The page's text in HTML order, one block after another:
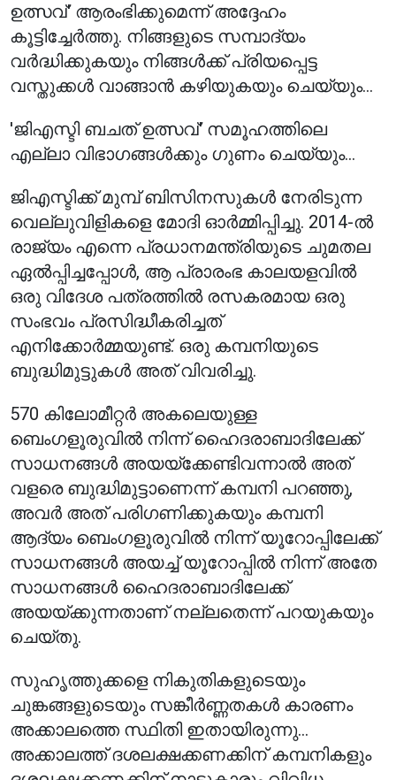
ഉത്സവ്' ആരംഭിക്കുമെന്ന് അദ്ദേഹം
കൂട്ടിച്ചേർത്തു. നിങ്ങളുടെ സമ്പാദ്യം
വർദ്ധിക്കുകയും നിങ്ങൾക്ക് പ്രിയപ്പെട്ട
വസ്തുക്കൾ വാങ്ങാൻ കഴിയുകയും ചെയ്യും...
'ജിഎസ്ടി ബചത് ഉത്സവ്' സമൂഹത്തിലെ
എല്ലാ വിഭാഗങ്ങൾക്കും ഗുണം ചെയ്യും...
ജിഎസ്ടിക്ക് മുമ്പ് ബിസിനസുകൾ നേരിടുന്ന
വെല്ലുവിളികളെ മോദി ഓർമ്മിപ്പിച്ചു. 2014-ൽ
രാജ്യം എന്നെ പ്രധാനമന്ത്രിയുടെ ചുമതല
ഏൽപ്പിച്ചപ്പോൾ, ആ പ്രാരംഭ കാലയളവിൽ
ഒരു വിദേശ പത്രത്തിൽ രസകരമായ ഒരു
സംഭവം പ്രസിദ്ധീകരിച്ചത്
എനിക്കോർമ്മയുണ്ട്. ഒരു കമ്പനിയുടെ
ബുദ്ധിമുട്ടുകൾ അത് വിവരിച്ചു.
570 കിലോമീറ്റർ അകലെയുള്ള
ബെംഗളൂരുവിൽ നിന്ന് ഹൈദരാബാദിലേക്ക്
സാധനങ്ങൾ അയയ്ക്കേണ്ടിവന്നാൽ അത്
വളരെ ബുദ്ധിമുട്ടാണെന്ന് കമ്പനി പറഞ്ഞു,
അവർ അത് പരിഗണിക്കുകയും കമ്പനി
ആദ്യം ബെംഗളൂരുവിൽ നിന്ന് യൂറോപ്പിലേക്ക്
സാധനങ്ങൾ അയച്ച് യൂറോപ്പിൽ നിന്ന് അതേ
സാധനങ്ങൾ ഹൈദരാബാദിലേക്ക്
അയയ്ക്കുന്നതാണ് നല്ലതെന്ന് പറയുകയും
ചെയ്തു.
സുഹൃത്തുക്കളെ നികുതികളുടെയും
ചുങ്കങ്ങളുടെയും സങ്കീർണ്ണതകൾ കാരണം
അക്കാലത്തെ സ്ഥിതി ഇതായിരുന്നു...
അക്കാലത്ത് ദശലക്ഷക്കണക്കിന് കമ്പനികളും